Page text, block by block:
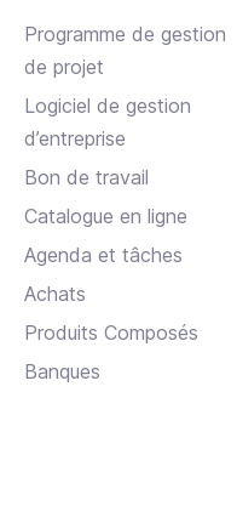
Programme de gestion
de projet
Logiciel de gestion
d’entreprise
Bon de travail
Catalogue en ligne
Agenda et tâches
Achats
Produits Composés
Banques